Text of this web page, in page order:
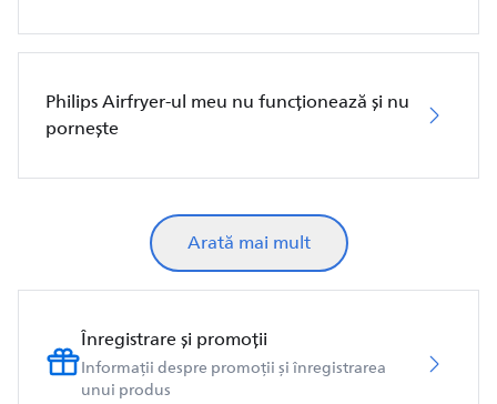
Philips Airfryer-ul meu nu funcționează și nu
pornește
Arată mai mult
Înregistrare și promoții
Informații despre promoții și înregistrarea
unui produs